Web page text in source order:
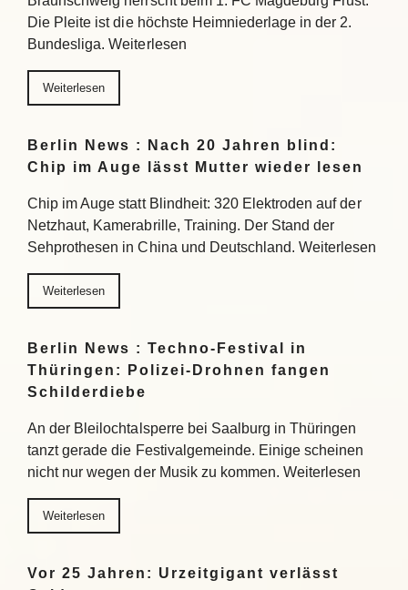
Die Pleite ist die höchste Heimniederlage in der 2.
Bundesliga. Weiterlesen
Weiterlesen
Berlin News : Nach 20 Jahren blind:
Chip im Auge lässt Mutter wieder lesen
Chip im Auge statt Blindheit: 320 Elektroden auf der
Netzhaut, Kamerabrille, Training. Der Stand der
Sehprothesen in China und Deutschland. Weiterlesen
Weiterlesen
Berlin News : Techno-Festival in
Thüringen: Polizei-Drohnen fangen
Schilderdiebe
An der Bleilochtalsperre bei Saalburg in Thüringen
tanzt gerade die Festivalgemeinde. Einige scheinen
nicht nur wegen der Musik zu kommen. Weiterlesen
Weiterlesen
Vor 25 Jahren: Urzeitgigant verlässt